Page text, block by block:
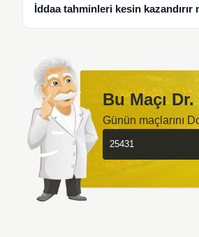
İddaa tahminleri kesin kazandırır
Bu Maçı
Günün maçlarını